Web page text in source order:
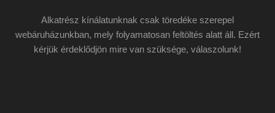
Alkatrész kínálatunknak csak töredéke szerepel
webáruházunkban, mely folyamatosan feltöltés alatt áll. Ezért
kérjük érdeklődjön mire van szüksége, válaszolunk!